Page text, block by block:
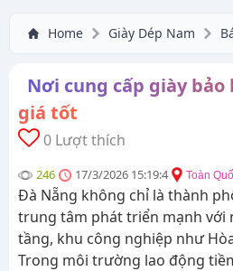
Home Giày Dép Nam
Nơi cung cấp giày
giá tốt
0 Lượt thích
246 17/3/2026 15:19:4 Toàn
Đà Nẵng không chỉ là thành
trung tâm phát triển mạnh với
tầng, khu công nghiệp như
Trong môi trường lao động